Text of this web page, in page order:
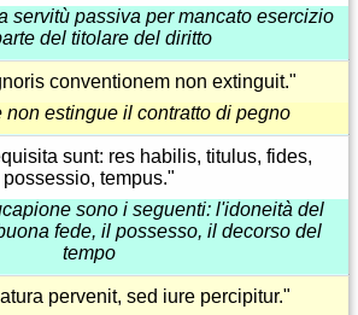
servitù passiva per mancato esercizio
del titolare del diritto
conventionem non extinguit."
non estingue il contratto di pegno
sunt: res habilis, titulus, fides,
possessio, tempus."
sono i seguenti: l'idoneità del
fede, il possesso, il decorso del
tempo
pervenit, sed iure percipitur."